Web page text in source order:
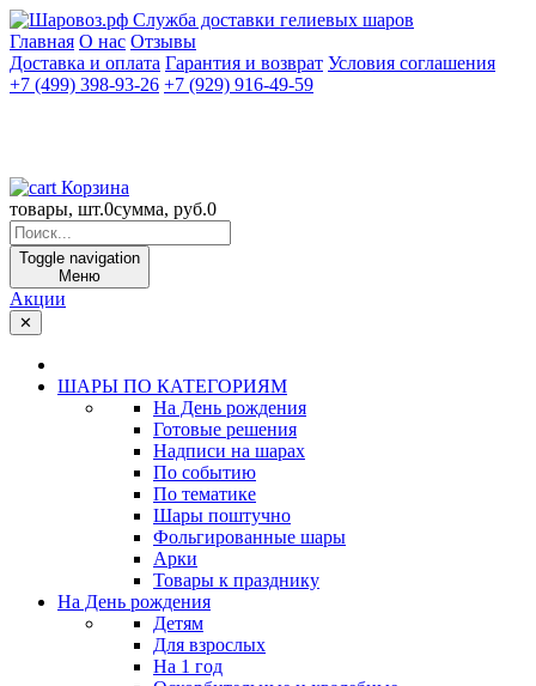
Служба доставки гелиевых шаров
Главная О нас Отзывы
Доставка и оплата Гарантия и возврат Условия соглашения
+7 (499) 398-93-26 +7 (929) 916-49-59
Корзина
товары, шт.0сумма, руб.0
Toggle navigation
Меню
Акции
✕
ШАРЫ ПО КАТЕГОРИЯМ
На День рождения
Готовые решения
Надписи на шарах
По событию
По тематике
Шары поштучно
Фольгированные шары
Арки
Товары к празднику
На День рождения
Детям
Для взрослых
На 1 год